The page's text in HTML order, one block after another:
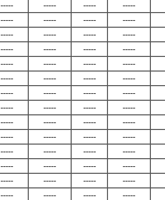
----- ----- ----- -----
----- ----- ----- -----
----- ----- ----- -----
----- ----- ----- -----
----- ----- ----- -----
----- ----- ----- -----
----- ----- ----- -----
----- ----- ----- -----
----- ----- ----- -----
----- ----- ----- -----
----- ----- ----- -----
----- ----- ----- -----
----- ----- ----- -----
----- ----- ----- -----